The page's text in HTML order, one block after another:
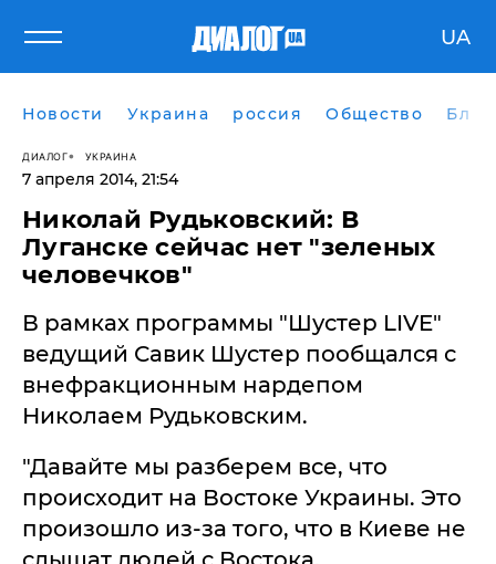
UA
Новости Украина россия Общество
ДИАЛОГ УКРАИНА
7 апреля 2014, 21:54
Николай Рудьковский: В
Луганске сейчас нет "зеленых
человечков"
В рамках программы "Шустер LIVE"
ведущий Савик Шустер пообщался с
внефракционным нардепом
Николаем Рудьковским.
"Давайте мы разберем все, что
происходит на Востоке Украины. Это
произошло из-за того, что в Киеве не